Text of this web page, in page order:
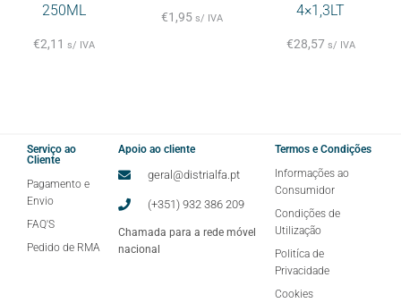
250ML
€2,11 s/ IVA
€1,95 s/ IVA
4×1,3LT
€28,57 s/ IVA
Serviço ao
Cliente
Pagamento e
Envio
FAQ'S
Pedido de RMA
Apoio ao cliente
geral@distrialfa.pt
(+351) 932 386 209
Chamada para a rede móvel
nacional
Termos e Condições
Informações ao
Consumidor
Condições de
Utilização
Politíca de
Privacidade
Cookies